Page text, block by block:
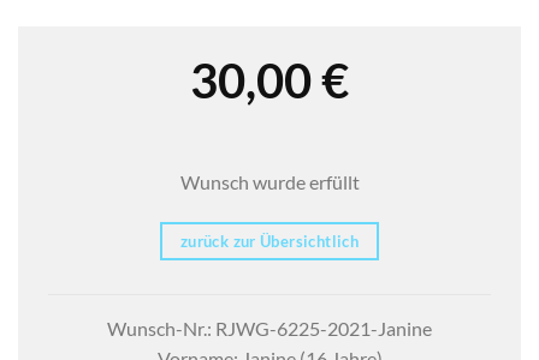
30,00€
Wunsch wurde erfüllt
zurück zur Übersichtlich
Wunsch-Nr.: RJWG-6225-2021-Janine